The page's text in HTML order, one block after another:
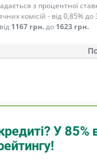
з процентної
комісій - від 0,85%
1167 грн.до 1623 грн.
У 85%